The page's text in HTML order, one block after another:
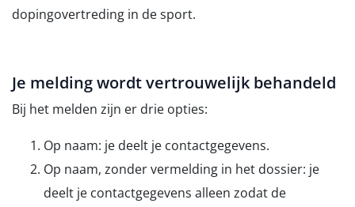
dopingovertreding in de sport.
Je melding wordt vertrouwelijk behandeld
Bij het melden zijn er drie opties:
Op naam: je deelt je contactgegevens.
Op naam, zonder vermelding in het dossier: je
deelt je contactgegevens alleen zodat de